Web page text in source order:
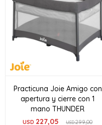
Practicuna Joie Amigo con
apertura y cierre con 1
mano THUNDER
USD 227,05 USD299,00